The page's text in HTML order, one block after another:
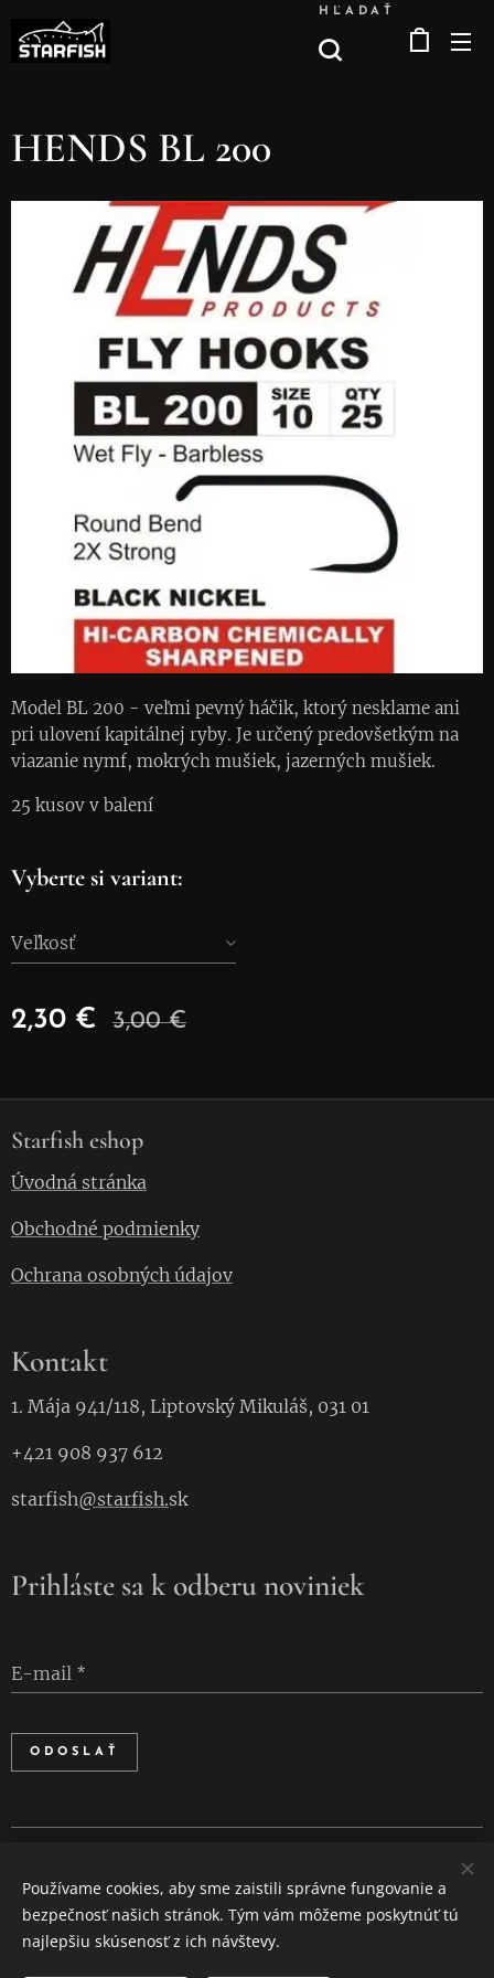
HĽADAŤ
HENDS BL 200
Model BL 200 - veľmi pevný háčik, ktorý nesklame ani
pri ulovení kapitálnej ryby. Je určený predovšetkým na
viazanie nymf, mokrých mušiek, jazerných mušiek.
25 kusov v balení
Vyberte si variant:
Veľkosť
2,30 € 3,00€
Starfish eshop
Úvodná stránka
Obchodné podmienky
Ochrana osobných údajov
Kontakt
1. Mája 941/118, Liptovský Mikuláš, 031 01
+421 908 937 612
starfish@starfish.sk
Prihláste sa k odberu noviniek
E-mail
ODOSLAŤ
Jazyky
Slovenčina
Používame cookies, aby sme zaistili správne fungovanie a
bezpečnosť našich stránok. Tým vám môžeme poskytnúť tú
najlepšiu skúsenosť z ich návštevy.